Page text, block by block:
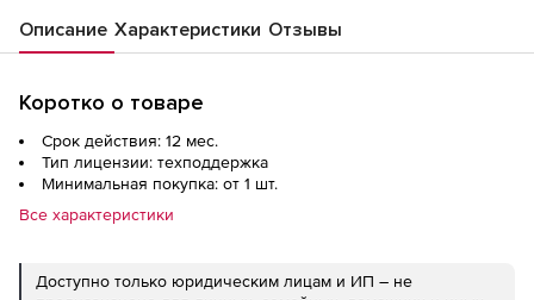
Описание Характеристики Отзывы
Коротко о товаре
Срок действия: 12 мес.
Тип лицензии: техподдержка
Минимальная покупка: от 1 шт.
Все характеристики
Доступно только юридическим лицам и ИП – не